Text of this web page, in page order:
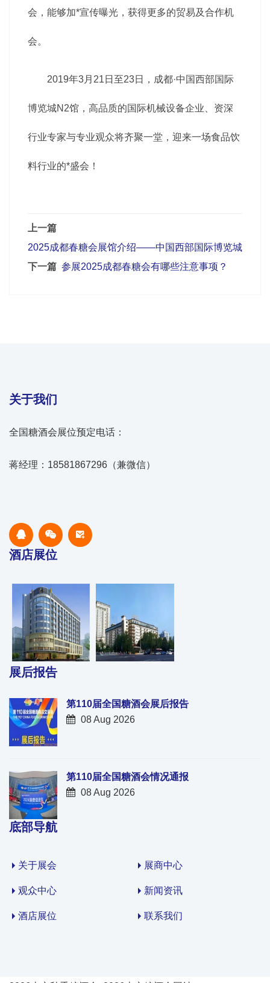
会，能够加*宣传曝光，获得更多的贸易及合作机
会。
2019年3月21日至23日，成都·中国西部国际
博览城N2馆，高品质的国际机械设备企业、资深
行业专家与专业观众将齐聚一堂，迎来一场食品饮
料行业的*盛会！
上一篇
2025成都春糖会展馆介绍——中国西部国际博览城
下一篇 参展2025成都春糖会有哪些注意事项？
关于我们
全国糖酒会展位预定电话：
蒋经理：18581867296（兼微信）
酒店展位
展后报告
第110届全国糖酒会展后报告
08 Aug 2026
第110届全国糖酒会情况通报
08 Aug 2026
底部导航
关于展会 展商中心
观众中心 新闻资讯
酒店展位 联系我们